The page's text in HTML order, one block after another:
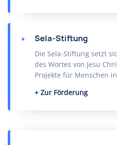
Sela-Stiftung
Die Sela-Stiftung setzt
des Wortes von Jesu
Projekte für Menschen
Zur Förderung